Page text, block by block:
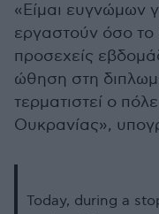
«Είμαι ευγνώμων
εργαστούν όσο το
προσεχείς
ώθηση στη
τερματιστεί ο
Ουκρανίας»,
Today, during a